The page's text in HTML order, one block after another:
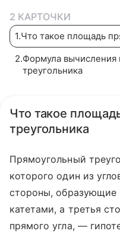
2 КАРТОЧКИ
1.Что такое площадь
2.Формула вычисления
треугольника
Что такое
треугольника
Прямоугольный
которого один из
стороны, образующие
катетами, а третья
прямого угла, —